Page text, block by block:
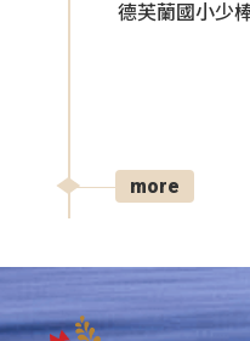
德芙蘭國小少
more